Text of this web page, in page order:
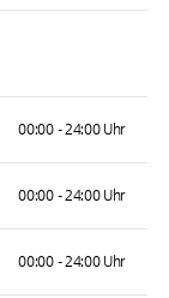
00:00 - 24:00 Uhr
00:00 - 24:00 Uhr
00:00 - 24:00 Uhr